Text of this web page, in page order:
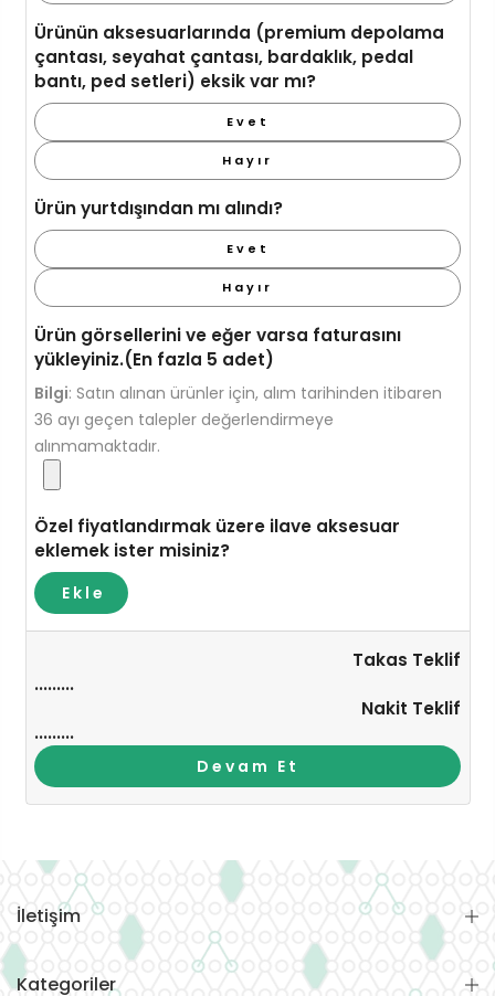
Ürünün aksesuarlarında (premium depolama
çantası, seyahat çantası, bardaklık, pedal
bantı, ped setleri) eksik var mı?
Evet
Hayır
Ürün yurtdışından mı alındı?
Evet
Hayır
Ürün görsellerini ve eğer varsa faturasını
yükleyiniz.(En fazla 5 adet)
Bilgi: Satın alınan ürünler için, alım tarihinden itibaren
36 ayı geçen talepler değerlendirmeye
alınmamaktadır.
Özel fiyatlandırmak üzere ilave aksesuar
eklemek ister misiniz?
Ekle
Takas Teklif
.........
Nakit Teklif
.........
Devam Et
İletişim
Kategoriler